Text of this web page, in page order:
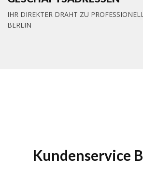
IHR DIREKTER DRAHT ZU
BERLIN
Kundenservice